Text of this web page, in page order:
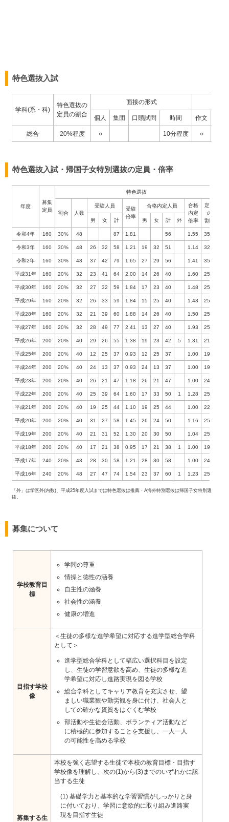
特色選抜入試
学科(系・科)
特色選抜の
定員の割合
面接の形式
個人 集団 口頭試問 時間 作文
総合 20%程度 ○ 10分程度 ○
特色選抜入試・帰国子女特別選抜の定員・倍率
年度
募集
定員
特色選抜
割合 人数
受験人員
受験
倍率
合格内定人員
合格
内定
倍率
定員
の
割合
男 女 計 男 女 計 外
令和4年 160 30% 48 87 1.81 56 1.55 35%
令和3年 160 30% 48 26 32 58 1.21 19 32 51 1.14 32%
令和2年 160 30% 48 37 42 79 1.65 27 29 56 1.41 35%
平成31年 160 20% 32 23 41 64 2.00 14 26 40 1.60 25%
平成30年 160 20% 32 27 32 59 1.84 17 23 40 1.48 25%
平成29年 160 20% 32 26 33 59 1.84 15 25 40 1.48 25%
平成28年 160 20% 32 21 39 60 1.88 14 26 40 1.50 25%
平成27年 160 20% 32 28 49 77 2.41 13 27 40 1.93 25%
平成26年 200 20% 40 29 26 55 1.38 19 23 42 5 1.31 21%
平成25年 200 20% 40 12 25 37 0.93 12 25 37 1.00 19%
平成24年 200 20% 40 24 13 37 0.93 24 13 37 1.00 19%
平成23年 200 20% 40 26 21 47 1.18 26 21 47 1.00 24%
平成22年 200 20% 40 25 39 64 1.60 17 33 50 1 1.28 25%
平成21年 200 20% 40 19 25 44 1.10 19 25 44 1.00 22%
平成20年 200 20% 40 31 27 58 1.45 26 24 50 1.16 25%
平成19年 200 20% 40 21 31 52 1.30 20 30 50 1.04 25%
平成18年 200 20% 40 17 21 38 0.95 17 21 38 1 1.00 19%
平成17年 240 20% 48 28 30 58 1.21 28 30 58 1.00 24%
平成16年 240 20% 48 27 47 74 1.54 23 37 60 1 1.23 25%
「外」は学区外(内数)、平成25年度入試までは特色選抜は推薦・A海外特別選抜は帰国子女特別選
抜。
募集について
学校教育目
標
学問の尊重
情操と徳性の涵養
自主性の涵養
社会性の涵養
健康の増進
目指す学校
像
＜生徒の多様な進学希望に対応する進学型総合学科
として＞
進学型総合学科として幅広い選択科目を設定
し、生徒の学習意欲を高め、生徒の多様な進
学希望に対応し進路実現を図る学校
総合学科としてキャリア教育を充実させ、望
ましい職業観や勤労観を身に付け、社会人と
しての確かな資質をはぐくむ学校
部活動や生徒会活動、ボランティア活動など
に積極的に参加することを支援し、一人一人
の可能性を高める学校
募集する生
本校を強く志望する生徒で本校の教育目標・目指す
学校像を理解し、次の(1)から(3)までのいずれかに該
当する生徒
(1) 基礎学力と基本的な学習習慣がしっかりと身
に付いており、学習に意欲的に取り組み進路実
現を目指す生徒